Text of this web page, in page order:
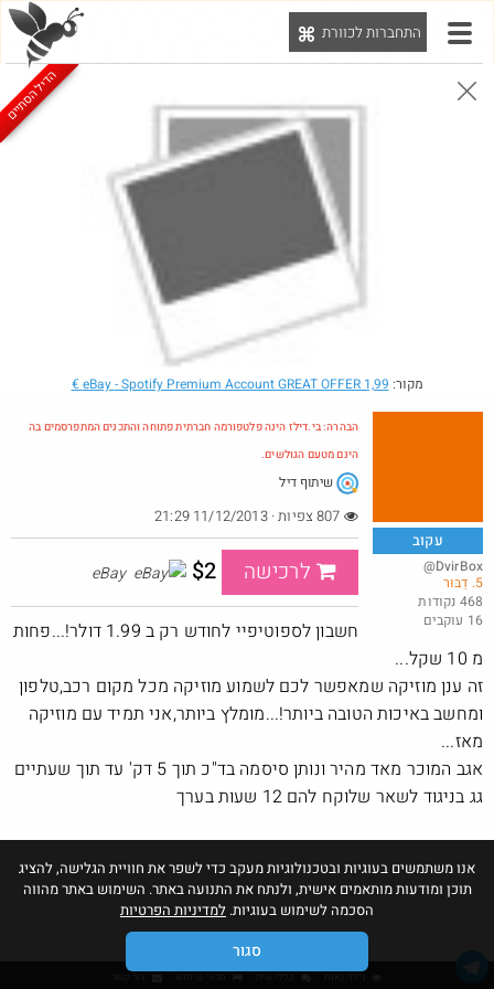
התחברות לכוורת
הבהרה: בי.דילז הינה פלטפורמה חברתית פתוחה והתכנים המתפרסמים בה הינם מטעם הגולשים.
הדילים המעודכנים הדילים החמים
עדכונים מהרשת חדש בכוורת
אמבטיית קרח XL בשילוח עד הבית
$47.5
@כרמלהגלבוע
10 · 14· 891
אנו משתמשים בעוגיות ובטכנולוגיות מעקב כדי לשפר את חוויית הגלישה, להציג
תוכן ומודעות מותאמים אישית, ולנתח את התנועה באתר. השימוש באתר מהווה
הסכמה לשימוש בעוגיות. למדיניות הפרטיות
סגור
הדיל הסתיים
מקור: eBay- Spotify Premium Account GREAT OFFER 1,99 €
עקוב
@DvirBox
5. דַבּוּר
468 נקודות
16 עוקבים
הבהרה: בי.דילז הינה פלטפורמה חברתית פתוחה והתכנים המתפרסמים בה
הינם מטעם הגולשים.
שיתוף דיל
לרכישה $2
eBay
חשבון לספוטיפיי לחודש רק ב 1.99 דולר!...פחות
מ 10 שקל...
זה ענן מוזיקה שמאפשר לכם לשמוע מוזיקה מכל מקום רכב,טלפון
ומחשב באיכות הטובה ביותר!...מומלץ ביותר,אני תמיד עם מוזיקה
מאז...
אגב המוכר מאד מהיר ונותן סיסמה בד"כ תוך 5 דק' עד תוך שעתיים
גג בניגוד לשאר שלוקח להם 12 שעות בערך